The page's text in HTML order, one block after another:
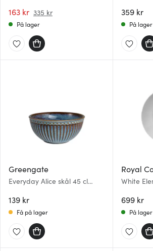
163 kr 335 kr
På lager
359 kr
På lager
Greengate
Everyday Alice skål 45 cl
139 kr
Få på lager
Royal
White
699 kr
På lager